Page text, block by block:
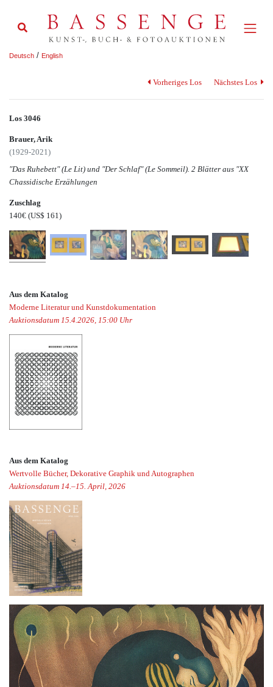
Deutsch / English
Vorheriges Los Nächstes Los
Los 3046
Brauer, Arik
(1929-2021)
"Das Ruhebett" (Le Lit) und "Der Schlaf" (Le Sommeil). 2 Blätter aus "XX
Chassidische Erzählungen
Zuschlag
140€ (US$ 161)
Aus dem Katalog
Moderne Literatur und Kunstdokumentation
Auktionsdatum 15.4.2026, 15:00 Uhr
Aus dem Katalog
Wertvolle Bücher, Dekorative Graphik und Autographen
Auktionsdatum 14.–15. April, 2026